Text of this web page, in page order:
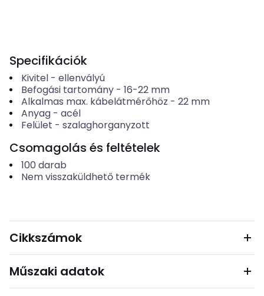
Specifikációk
Kivitel- ellenvályú
Befogási tartomány- 16-22 mm
Alkalmas max. kábelátmérőhöz - 22 mm
Anyag- acél
Felület - szalaghorganyzott
Csomagolás és feltételek
100 darab
Nem visszaküldhető termék
Cikkszámok
Műszaki adatok